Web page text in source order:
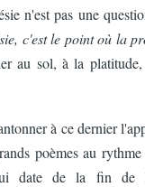
n'est pas une
c'est le point où la
au sol, à la
à ce dernier
poèmes au
date de la fin